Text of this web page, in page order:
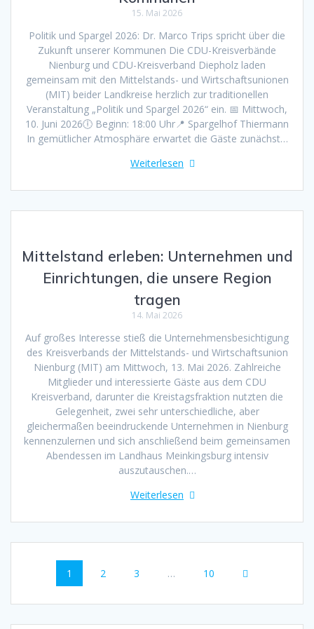
15. Mai 2026
Politik und Spargel 2026: Dr. Marco Trips spricht über die
Zukunft unserer Kommunen Die CDU-Kreisverbände
Nienburg und CDU-Kreisverband Diepholz laden
gemeinsam mit den Mittelstands- und Wirtschaftsunionen
(MIT) beider Landkreise herzlich zur traditionellen
Veranstaltung „Politik und Spargel 2026“ ein. 📅 Mittwoch,
10. Juni 2026🕕 Beginn: 18:00 Uhr📍 Spargelhof Thiermann
In gemütlicher Atmosphäre erwartet die Gäste zunächst…
Weiterlesen
Mittelstand erleben: Unternehmen und
Einrichtungen, die unsere Region
tragen
14. Mai 2026
Auf großes Interesse stieß die Unternehmensbesichtigung
des Kreisverbands der Mittelstands- und Wirtschaftsunion
Nienburg (MIT) am Mittwoch, 13. Mai 2026. Zahlreiche
Mitglieder und interessierte Gäste aus dem CDU
Kreisverband, darunter die Kreistagsfraktion nutzten die
Gelegenheit, zwei sehr unterschiedliche, aber
gleichermaßen beeindruckende Unternehmen in Nienburg
kennenzulernen und sich anschließend beim gemeinsamen
Abendessen im Landhaus Meinkingsburg intensiv
auszutauschen.…
Weiterlesen
Beitragsnavigation
Seite
1 Seite
2 Seite
3 … Seite
10